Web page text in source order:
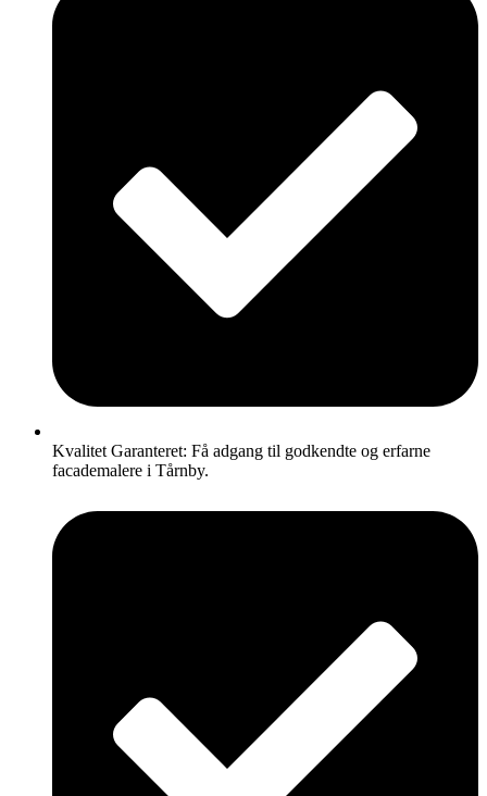
Kvalitet Garanteret: Få adgang til godkendte og erfarne
facademalere i Tårnby.